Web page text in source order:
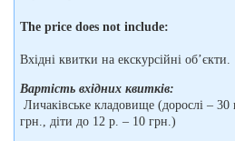
The price does not include:
Вхідні квитки на екскурсійні об’єкти.
Вартість вхідних квитків:
Личаківське кладовище (дорослі – 30
грн., діти до 12 р. – 10 грн.)